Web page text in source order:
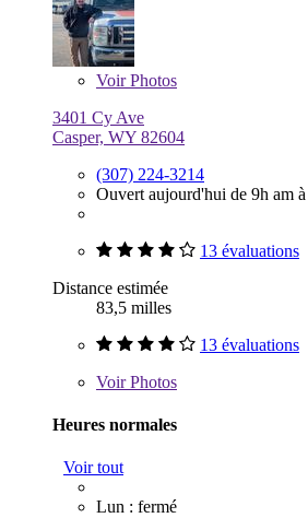
VoirPhotos
3401 Cy Ave
Casper, WY 82604
(307) 224-3214
Ouvert aujourd'hui de 9h am
13 évaluations
Distance estimée
83,5 milles
13 évaluations
VoirPhotos
Heures normales
Voir tout
Lun : fermé